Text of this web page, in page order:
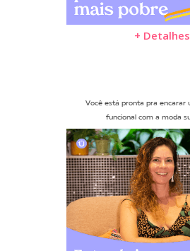
+ Detalhes
Você está pronta pra encarar
funcional com a moda